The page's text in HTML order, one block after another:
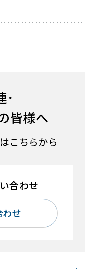
･
皆様へ
こちらから
合わせ
わせ